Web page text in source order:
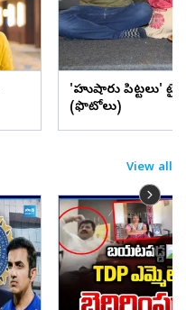
'హుషారు పిట్టలు'
(ఫొటోలు)
View all